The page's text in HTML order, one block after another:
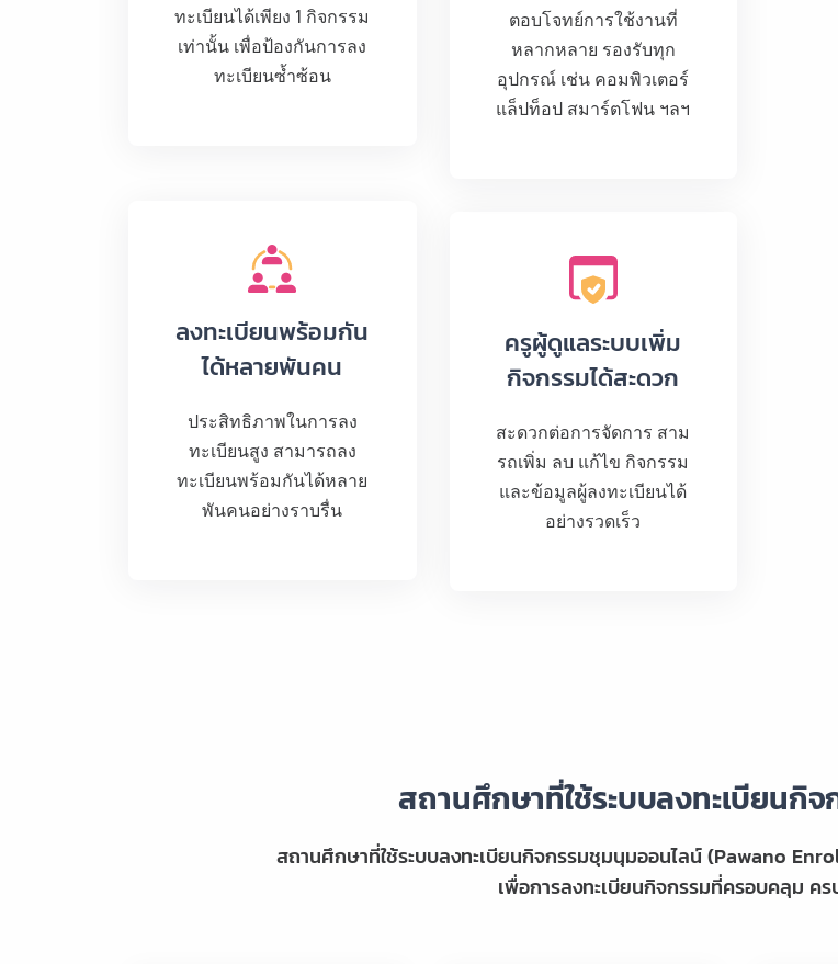
ทะเบียนได้เพียง 1 กิจกรรม
เท่านั้น เพื่อป้องกันการลง
ทะเบียนซ้ำซ้อน
ลงทะเบียนพร้อมกัน
ได้หลายพันคน
ประสิทธิภาพในการลง
ทะเบียนสูง สามารถลง
ทะเบียนพร้อมกันได้หลาย
พันคนอย่างราบรื่น
ครูผู้ดูแลระบบเพิ่ม
กิจกรรมได้สะดวก
สะดวกต่อการจัดการ สาม
รถเพิ่ม ลบ แก้ไข กิจกรรม
และข้อมูลผู้ลงทะเบียนได้
อย่างรวดเร็ว
ตอบโจทย์การใช้งานที่
หลากหลาย รองรับทุก
อุปกรณ์ เช่น คอมพิวเตอร์
แล็ปท็อป สมาร์ตโฟน ฯลฯ
สถานศึกษาที่ใช้ระบบลงทะเบียนกิ
สถานศึกษาที่ใช้ระบบลงทะเบียนกิจกรรมชุมนุมออนไลน์ (Pawano
เพื่อการลงทะเบียนกิจกรรมที่ครอบคลุม คร